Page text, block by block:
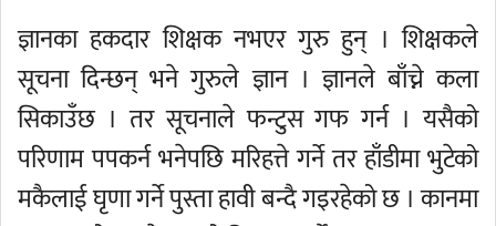
ज्ञानका हकदार शिक्षक नभएर गुरु हुन् । शिक्षकले
सूचना दिन्छन् भने गुरुले ज्ञान । ज्ञानले बाँच्ने कला
सिकाउँछ । तर सूचनाले फन्टुस गफ गर्न । यसैको
परिणाम पपकर्न भनेपछि मरिहत्ते गर्ने तर हाँडीमा भुटेको
मकैलाई घृणा गर्ने पुस्ता हावी बन्दै गइरहेको छ । कानमा